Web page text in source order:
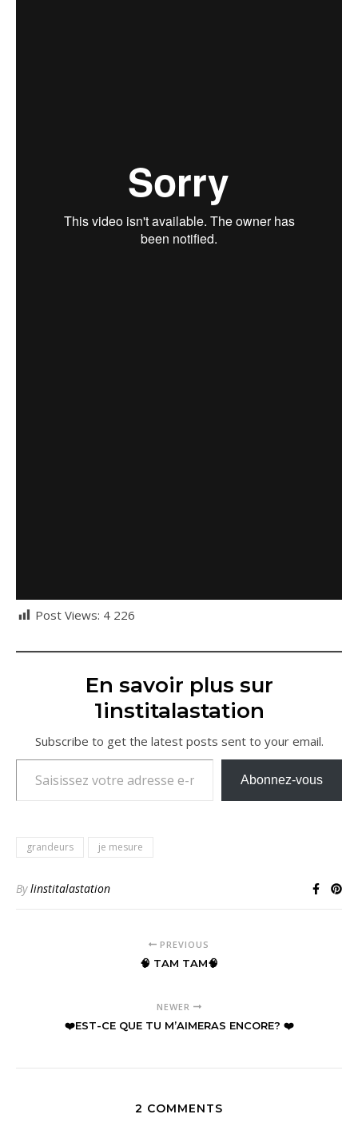
Post Views: 4 226
En savoir plus sur
1institalastation
Subscribe to get the latest posts sent to your email.
Saisissez votre adresse e-mail…
Abonnez-vous
grandeurs je mesure
Bylinstitalastation
PREVIOUS
🧠 TAM TAM🧠
NEWER
❤️EST-CE QUE TU M’AIMERAS ENCORE? ❤️
2 COMMENTS